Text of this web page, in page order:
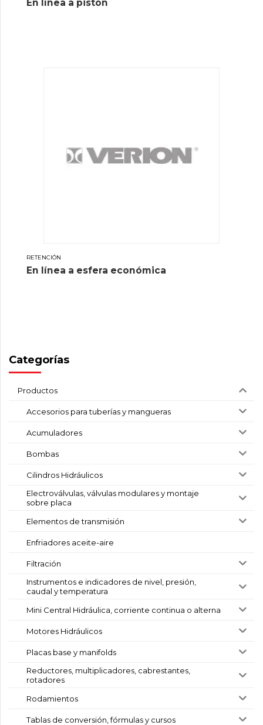
En línea a pistón
RETENCIÓN
En línea a esfera económica
Categorías
Productos
Accesorios para tuberías y mangueras
Acumuladores
Bombas
Cilindros Hidráulicos
Electroválvulas, válvulas modulares y montaje
sobre placa
Elementos de transmisión
Enfriadores aceite-aire
Filtración
Instrumentos e indicadores de nivel, presión,
caudal y temperatura
Mini Central Hidráulica, corriente continua o alterna
Motores Hidráulicos
Placas base y manifolds
Reductores, multiplicadores, cabrestantes,
rotadores
Rodamientos
Tablas de conversión, fórmulas y cursos